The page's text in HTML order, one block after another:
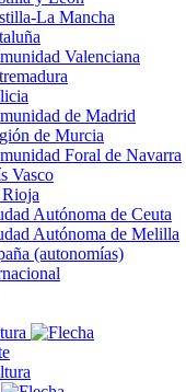
La Mancha
Valenciana
de Madrid
de Murcia
Foral de Navarra
Vasco
Autónoma de Ceuta
Autónoma de Melilla
(autonomías)